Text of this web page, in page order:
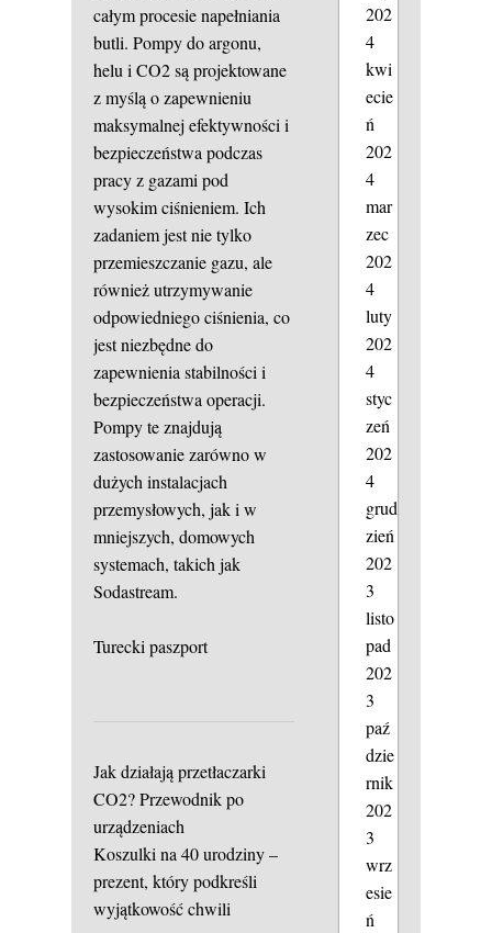
całym procesie napełniania
butli. Pompy do argonu,
helu i CO2 są projektowane
z myślą o zapewnieniu
maksymalnej efektywności i
bezpieczeństwa podczas
pracy z gazami pod
wysokim ciśnieniem. Ich
zadaniem jest nie tylko
przemieszczanie gazu, ale
również utrzymywanie
odpowiedniego ciśnienia, co
jest niezbędne do
zapewnienia stabilności i
bezpieczeństwa operacji.
Pompy te znajdują
zastosowanie zarówno w
dużych instalacjach
przemysłowych, jak i w
mniejszych, domowych
systemach, takich jak
Sodastream.
Turecki paszport
Jak działają przetłaczarki
CO2? Przewodnik po
urządzeniach
Koszulki na 40 urodziny –
prezent, który podkreśli
wyjątkowość chwili
202
4
kwi
ecie
ń
202
4
mar
zec
202
4
luty
202
4
styc
zeń
202
4
grud
zień
202
3
listo
pad
202
3
paź
dzie
rnik
202
3
wrz
esie
ń